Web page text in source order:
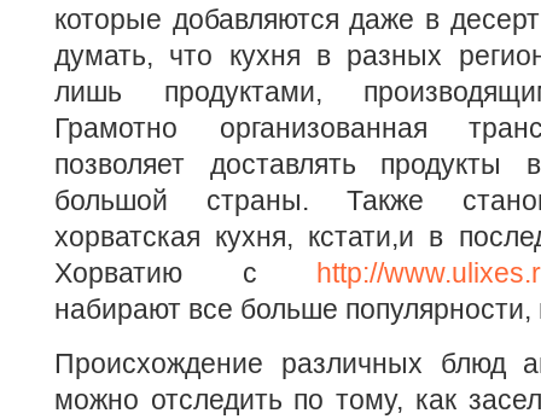
которые добавляются даже в
думать, что кухня в разных
лишь продуктами,
Грамотно организованная
позволяет доставлять продукты
большой страны. Также
хорватская кухня, кстати,и в
Хорватию с http://
набирают все больше популярности,
Происхождение различных блюд
можно отследить по тому, как